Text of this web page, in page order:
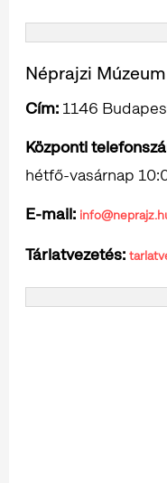
Néprajzi Múzeum
Cím: 1146
Központi
hétfő-vasárnap
E-mail:
Tárlatvezetés: